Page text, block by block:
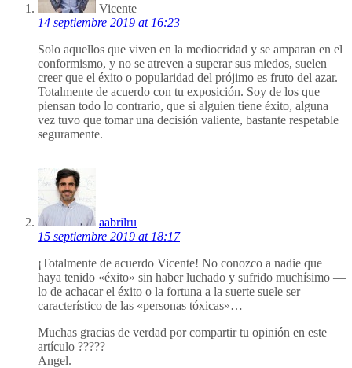
Vicente
14 septiembre 2019 at 16:23
Solo aquellos que viven en la mediocridad y se amparan en el
conformismo, y no se atreven a superar sus miedos, suelen
creer que el éxito o popularidad del prójimo es fruto del azar.
Totalmente de acuerdo con tu exposición. Soy de los que
piensan todo lo contrario, que si alguien tiene éxito, alguna
vez tuvo que tomar una decisión valiente, bastante respetable
seguramente.
aabrilru
15 septiembre 2019 at 18:17
¡Totalmente de acuerdo Vicente! No conozco a nadie que
haya tenido «éxito» sin haber luchado y sufrido muchísimo —
lo de achacar el éxito o la fortuna a la suerte suele ser
característico de las «personas tóxicas»…
Muchas gracias de verdad por compartir tu opinión en este
artículo ?????
Angel.